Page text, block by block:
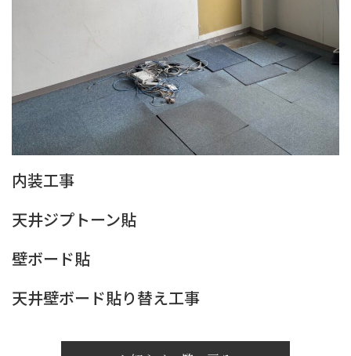
内装工事
天井ジプトーン貼
壁ボード貼
天井壁ボード貼り替え工事